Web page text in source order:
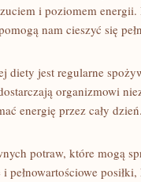
i poziomem
nam cieszyć się
diety jest regularne
organizmowi
energię przez cały
potraw, ⁢które mogą